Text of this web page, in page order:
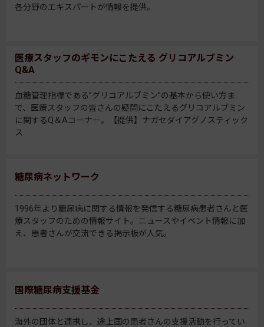
各分野のエキスパートが情報を提供。
医療スタッフのギモンにこたえる グリコアルブミン
Q&A
血糖管理指標である”グリコアルブミン”の基本から使い方ま
で、医療スタッフの皆さんの疑問にこたえるグリコアルブミン
に関するQ＆Aコーナー。【提供】ナガセダイアグノスティック
ス
糖尿病ネットワーク
1996年より糖尿病に関する情報を発信する糖尿病患者さんと医
療スタッフのための情報サイト。ニュースやイベント情報に加
え、患者さんが交流できる掲示板が人気。
国際糖尿病支援基金
海外の団体と連携し、途上国の患者さんの支援活動を行ってい